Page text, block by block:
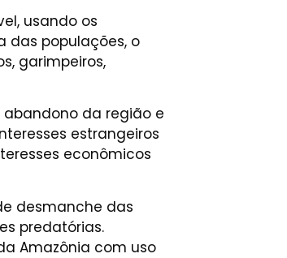
usando os
das populações, o
garimpeiros,
abandono da região e
estrangeiros
econômicos
desmanche das
predatórias.
Amazônia com uso